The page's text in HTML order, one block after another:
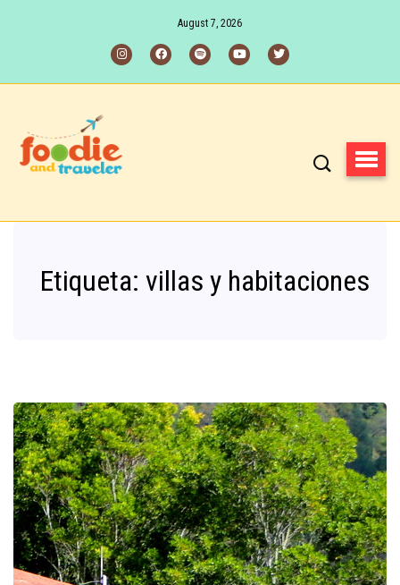
August 7, 2026
Etiqueta: villas y habitaciones